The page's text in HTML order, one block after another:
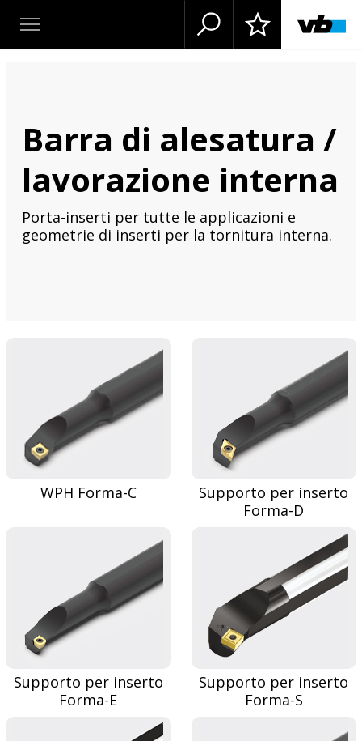
Barra di alesatura /
lavorazione interna
Porta-inserti per tutte le applicazioni e
geometrie di inserti per la tornitura interna.
WPH Forma-C
Supporto per inserto
Forma-D
Supporto per inserto
Forma-E
Supporto per inserto
Forma-S